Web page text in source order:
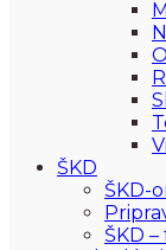
ŠKD
ŠKD-
ŠKD